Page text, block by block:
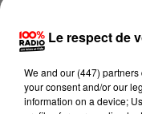
Le respect de
We and our (447) partners
your consent and/or our
information on a device;